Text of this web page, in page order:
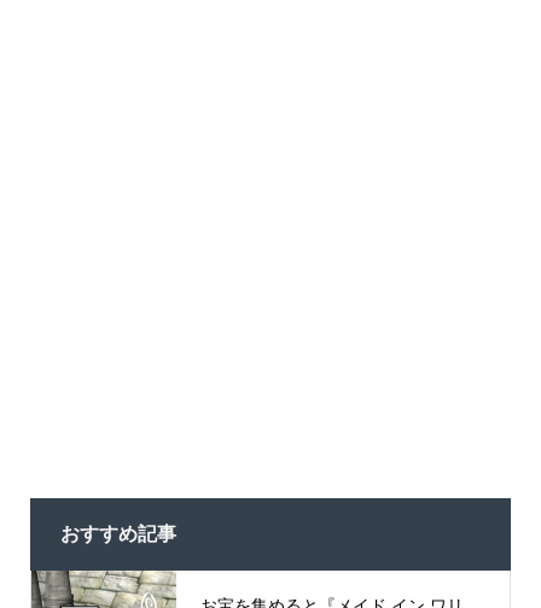
おすすめ記事